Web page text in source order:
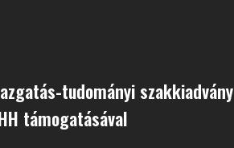
tudományi szakkiadvány
támogatásával